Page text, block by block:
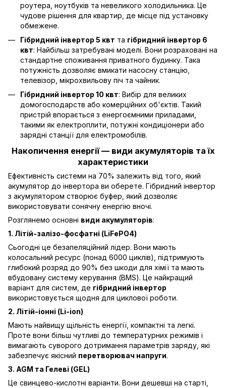
роутера, ноутбуків та невеликого холодильника. Це
чудове рішення для квартир, де місце під установку
обмежене.
Гібридний інвертор 5 квт та гібридний інвертор 6
квт: Найбільш затребувані моделі. Вони розраховані на
стандартне споживання приватного будинку. Така
потужність дозволяє вмикати насосну станцію,
телевізор, мікрохвильову піч та чайник.
Гібридний інвертор 10 квт: Вибір для великих
домогосподарств або комерційних об'єктів. Такий
пристрій впорається з енергоємними приладами,
такими як електроплити, потужні кондиціонери або
зарядні станції для електромобілів.
Накопичення енергії — види акумуляторів та їх
характеристики
Ефективність системи на 70% залежить від того, який
акумулятор до інвертора ви оберете. Гібридний інвертор
з акумулятором створює буфер, який дозволяє
використовувати сонячну енергію вночі.
Розглянемо основні види акумуляторів:
1. Літій-залізо-фосфатні (LiFePO4)
Сьогодні це безапеляційний лідер. Вони мають
колосальний ресурс (понад 6000 циклів), підтримують
глибокий розряд до 90% без шкоди для хімії та мають
вбудовану систему керування (BMS). Це найкращий
варіант для систем, де гібридний інвертор
використовується щодня для циклової роботи.
2. Літій-іонні (Li-ion)
Мають найвищу щільність енергії, компактні та легкі.
Проте вони більш чутливі до температурних режимів і
вимагають суворого дотримання параметрів заряду, які
забезпечує якісний перетворювач напруги.
3. AGM та Гелеві (GEL)
Це свинцево-кислотні варіанти. Вони дешевші на старті,